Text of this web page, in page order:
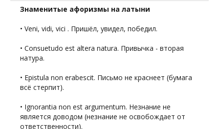
Знаменитые афоризмы на латыни
• Veni, vidi, vici . Пришёл, увидел, победил.
• Consuetudo est altera natura. Привычка - вторая
натура.
• Epistula non erabescit. Письмо не краснеет (бумага
всё стерпит).
• Ignorantia non est argumentum. Незнание не
является доводом (незнание не освобождает от
ответственности).